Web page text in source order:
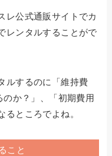
レ公式通販サイトでカ
レンタルすることがで
ルするのに「維持費
か？」、「初期費用
ところでよね。
こと